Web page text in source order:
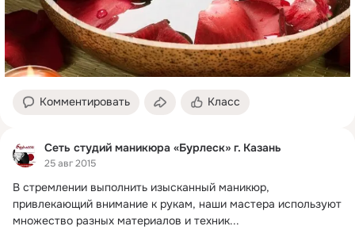
Комментировать Класс
Сеть студий маникюра «Бурлеск» г. Казань
25 авг 2015
В стремлении выполнить изысканный маникюр,
привлекающий внимание к рукам, наши мастера используют
множество разных материалов и техник...